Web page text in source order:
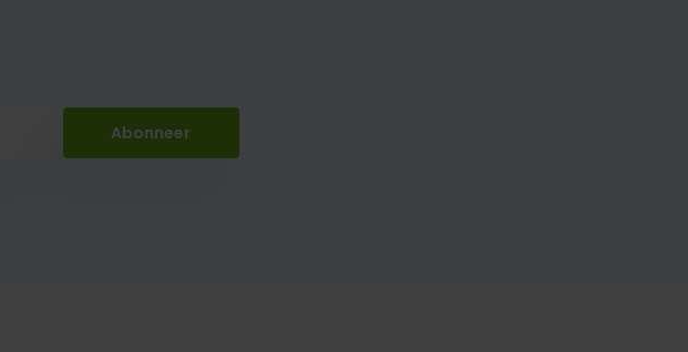
Abonneer